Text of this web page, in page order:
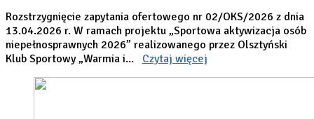
Rozstrzygnięcie zapytania ofertowego nr 02/OKS/2026 z dnia
13.04.2026 r. W ramach projektu „Sportowa aktywizacja osób
niepełnosprawnych 2026” realizowanego przez Olsztyński
Klub Sportowy „Warmia i... Czytaj więcej